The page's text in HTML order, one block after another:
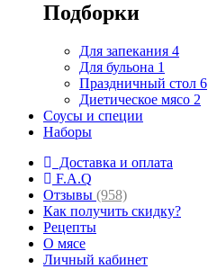
Подборки
Для запекания 4
Для бульона 1
Праздничный стол 6
Диетическое мясо 2
Соусы и специи
Наборы
Доставка и оплата
F.A.Q
Отзывы (958)
Как получить скидку?
Рецепты
О мясе
Личный кабинет